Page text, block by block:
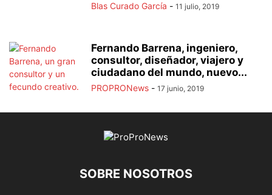
Blas Curado García - 11 julio, 2019
Fernando Barrena, ingeniero,
consultor, diseñador, viajero y
ciudadano del mundo, nuevo...
PROPRONews - 17 junio, 2019
SOBRE NOSOTROS